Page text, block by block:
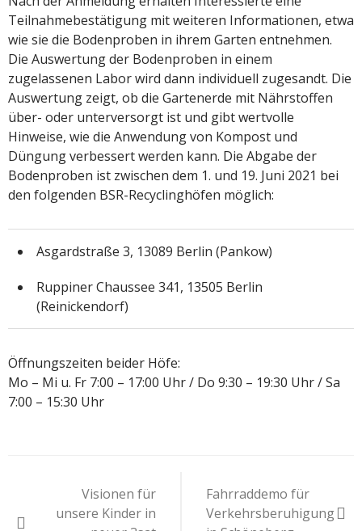
Teilnahmebestätigung mit weiteren Informationen, etwa
wie sie die Bodenproben in ihrem Garten entnehmen.
Die Auswertung der Bodenproben in einem
zugelassenen Labor wird dann individuell zugesandt. Die
Auswertung zeigt, ob die Gartenerde mit Nährstoffen
über- oder unterversorgt ist und gibt wertvolle
Hinweise, wie die Anwendung von Kompost und
Düngung verbessert werden kann. Die Abgabe der
Bodenproben ist zwischen dem 1. und 19. Juni 2021 bei
den folgenden BSR-Recyclinghöfen möglich:
Asgardstraße 3, 13089 Berlin (Pankow)
Ruppiner Chaussee 341, 13505 Berlin
(Reinickendorf)
Öffnungszeiten beider Höfe:
Mo – Mi u. Fr 7:00 – 17:00 Uhr / Do 9:30 – 19:30 Uhr / Sa
7:00 – 15:30 Uhr
Visionen für
unsere Kinder in
Fahrraddemo für
Verkehrsberuhigung